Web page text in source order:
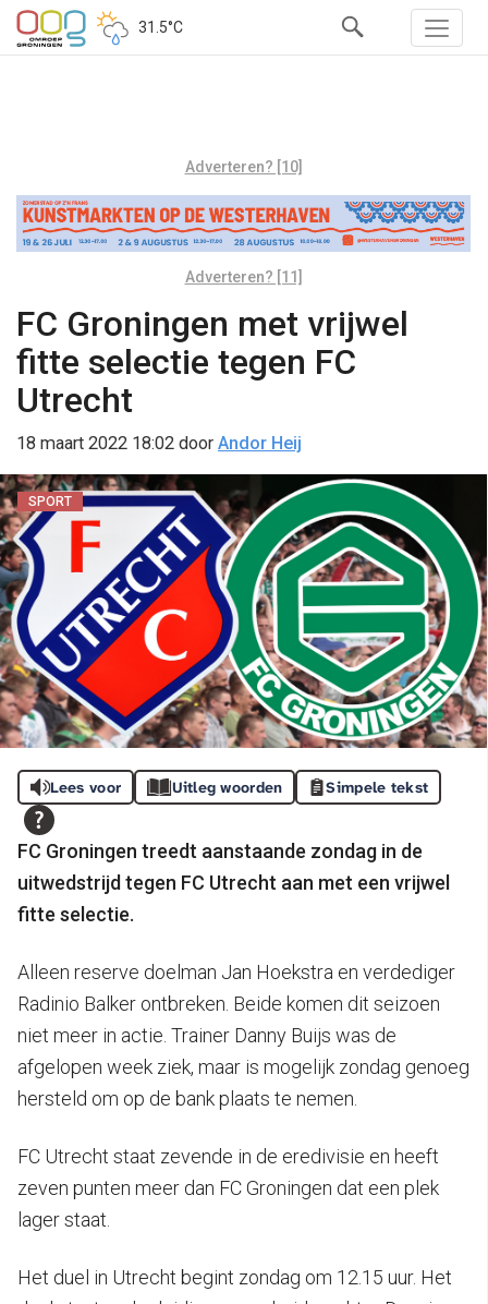
31.5°C
Adverteren? [10]
Adverteren? [11]
FC Groningen met vrijwel
fitte selectie tegen FC
Utrecht
18 maart 2022 18:02 door Andor Heij
SPORT
Lees voor Uitleg woorden Simpele tekst
FC Groningen treedt aanstaande zondag in de
uitwedstrijd tegen FC Utrecht aan met een vrijwel
fitte selectie.
Alleen reserve doelman Jan Hoekstra en verdediger
Radinio Balker ontbreken. Beide komen dit seizoen
niet meer in actie. Trainer Danny Buijs was de
afgelopen week ziek, maar is mogelijk zondag genoeg
hersteld om op de bank plaats te nemen.
FC Utrecht staat zevende in de eredivisie en heeft
zeven punten meer dan FC Groningen dat een plek
lager staat.
Het duel in Utrecht begint zondag om 12.15 uur. Het